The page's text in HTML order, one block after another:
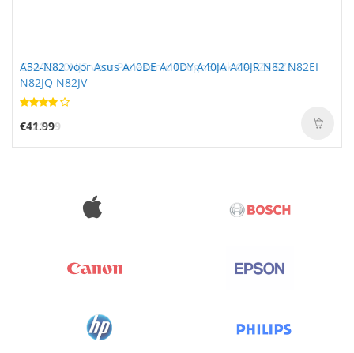
A32-N82 voor Asus A40DE A40DY A40JA A40JR N82 N82EI
N82JQ N82JV
€41.99